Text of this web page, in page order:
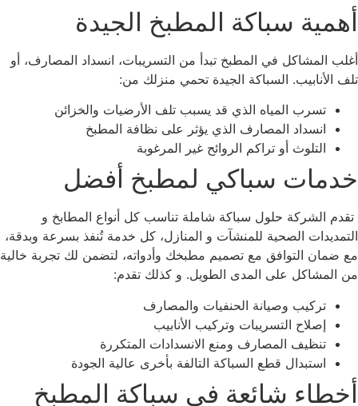
سباكة المطبخ الجيدة
المشاكل في المطبخ تبدأ من التسريبات، انسداد المصارف، أو
الأنابيب. السباكة الجيدة تحمي منزلك من:
تسرب المياه الذي قد يسبب تلف الأرضيات والخزائن
انسداد المصارف الذي يؤثر على نظافة المطبخ
التلوث أو تراكم الروائح غير المرغوبة
سباكي لمطبخ أفضل
الشركة حلول سباكة شاملة تناسب كل أنواع المطابخ و
الصحية للمنشآت و المنازل، كل خدمة تُنفذ بسرعة وبدقة،
ضمان التوافق مع تصميم مطبخك وأدواته، لتضمن لك تجربة خالية
المشاكل على المدى الطويل. و كذلك تقدم:
تركيب وصيانة الحنفيات والمصارف
إصلاح التسريبات وتركيب الأنابيب
تنظيف المصارف ومنع الانسدادات المتكررة
استبدال قطع السباكة التالفة بأخرى عالية الجودة
شائعة في سباكة المطبخ